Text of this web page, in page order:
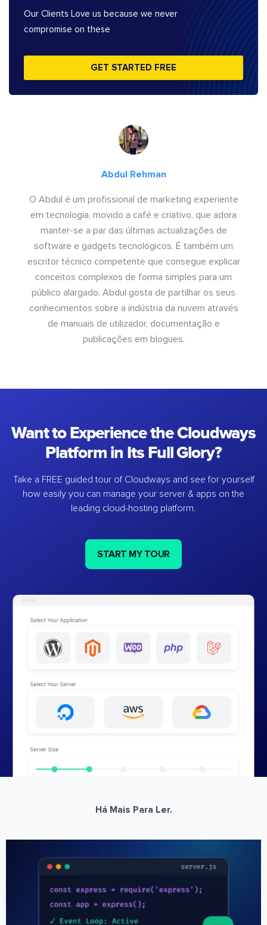
Our Clients Love us because we never
compromise on these
GET STARTED FREE
Abdul Rehman
O Abdul é um profissional de marketing experiente
em tecnologia, movido a café e criativo, que adora
manter-se a par das últimas actualizações de
software e gadgets tecnológicos. É também um
escritor técnico competente que consegue explicar
conceitos complexos de forma simples para um
público alargado. Abdul gosta de partilhar os seus
conhecimentos sobre a indústria da nuvem através
de manuais de utilizador, documentação e
publicações em blogues.
Want to Experience the Cloudways
Platform in Its Full Glory?
Take a FREE guided tour of Cloudways and see for yourself
how easily you can manage your server & apps on the
leading cloud-hosting platform.
START MY TOUR
Há Mais Para Ler.